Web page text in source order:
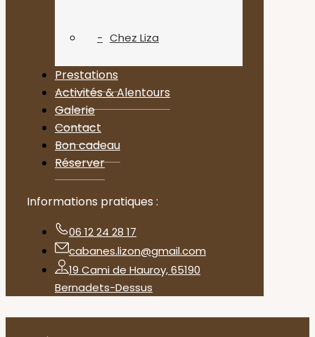
Chez Liza
Prestations
Activités & Alentours
Galerie
Contact
Bon cadeau
Réserver
Informations pratiques :
06 12 24 28 17
cabanes.lizon@gmail.com
19 Cami de Hauroy, 65190
Bernadets-Dessus